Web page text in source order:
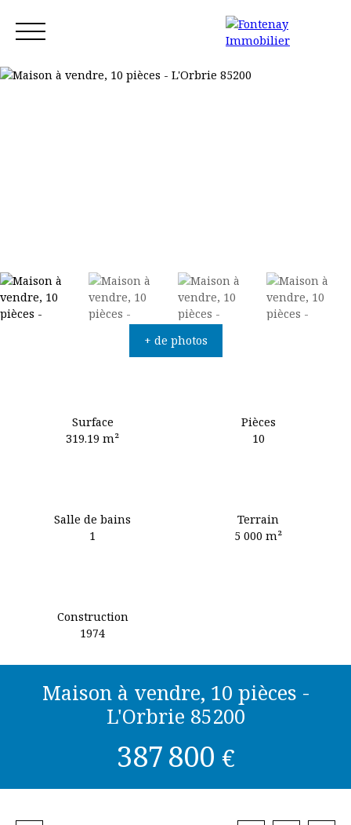
+ de photos
Surface
319.19m²
Pièces
10
Salle de bains
1
Terrain
5 000m²
Construction
1974
Maison à vendre, 10 pièces -
L'Orbrie 85200
387 800 €